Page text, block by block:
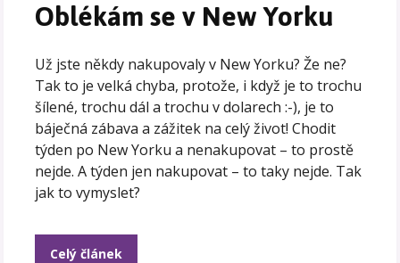
Oblékám se v New Yorku
Už jste někdy nakupovaly v New Yorku? Že ne?
Tak to je velká chyba, protože, i když je to trochu
šílené, trochu dál a trochu v dolarech :-), je to
báječná zábava a zážitek na celý život! Chodit
týden po New Yorku a nenakupovat – to prostě
nejde. A týden jen nakupovat – to taky nejde. Tak
jak to vymyslet?
Celý článek